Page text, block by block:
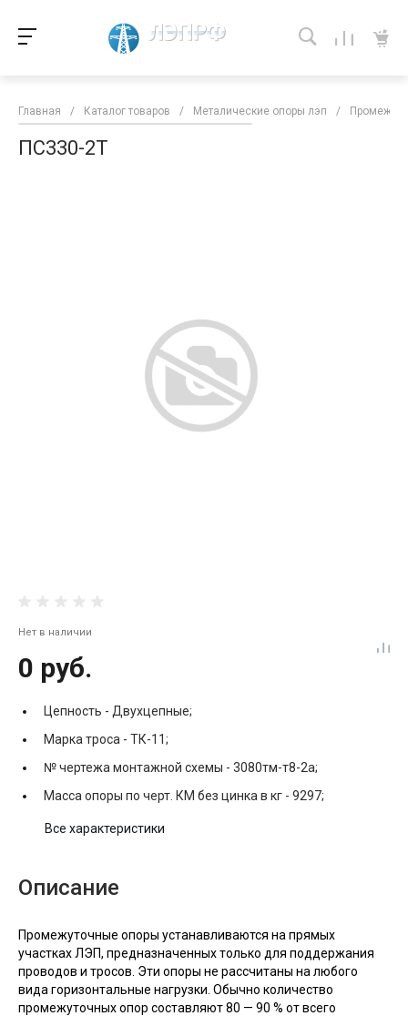
Главная / Каталог товаров / Металические опоры лэп /
ПС330-2Т
Нет в наличии
0 руб.
Цепность - Двухцепные;
Марка троса - ТК-11;
№ чертежа монтажной схемы - 3080тм-т8-2а;
Масса опоры по черт. КМ без цинка в кг - 9297;
Все характеристики
Описание
Промежуточные опоры устанавливаются на прямых
участках ЛЭП, предназначенных только для поддержания
проводов и тросов. Эти опоры не рассчитаны на любого
вида горизонтальные нагрузки. Обычно количество
промежуточных опор составляют 80 — 90 % от всего